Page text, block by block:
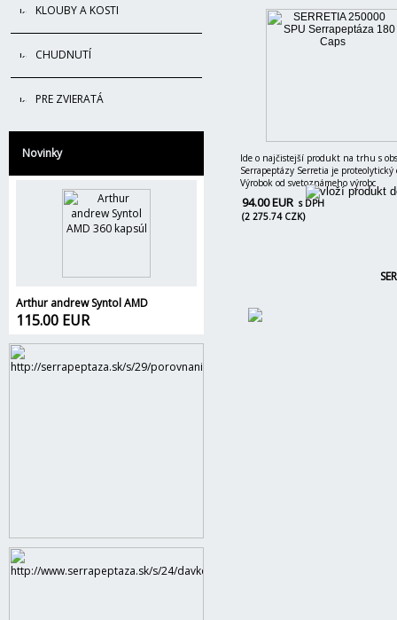
KLOUBY A KOSTI
CHUDNUTÍ
PRE ZVIERATÁ
Novinky
Arthur andrew Syntol AMD
115.00 EUR
Ide o najčistejší produkt na trhu s
Serrapeptázy Serretia je
Výrobok od svetoznámeho výrobc
94.00 EUR s DPH
(2 275.74 CZK)